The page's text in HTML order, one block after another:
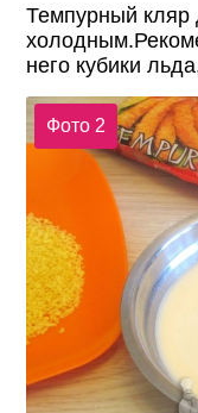
Темпурный кляр
него кубики
Фото 2